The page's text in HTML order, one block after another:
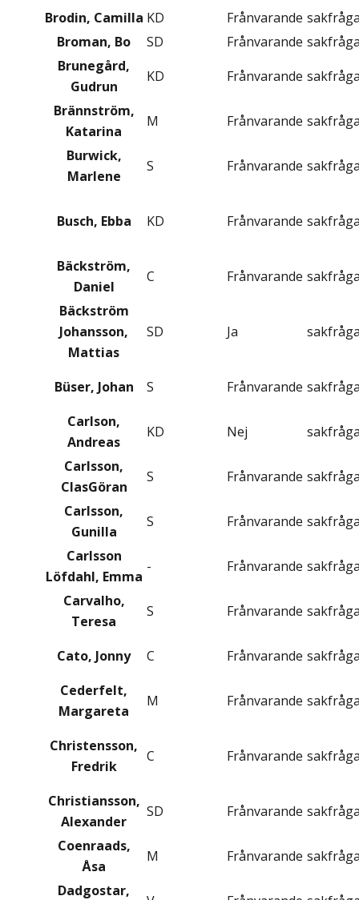
Brodin, Camilla KD Frånvarande
Broman, Bo
SD Frånvarande
Brunegård,
Gudrun
KD Frånvarande
Brännström,
Katarina
M Frånvarande
Burwick,
Marlene
S Frånvarande
Busch, Ebba KD Frånvarande
Bäckström,
Daniel
C Frånvarande
Bäckström
Johansson,
Mattias
SD Ja
Büser, Johan S Frånvarande
Carlson,
Andreas
KD Nej
Carlsson,
ClasGöran
S Frånvarande
Carlsson,
Gunilla
S Frånvarande
Carlsson
Löfdahl, Emma
- Frånvarande
Carvalho,
Teresa
S Frånvarande
Cato, Jonny C Frånvarande
Cederfelt,
Margareta
M Frånvarande
Christensson,
Fredrik
C Frånvarande
Christiansson,
Alexander
SD Frånvarande
Coenraads,
Åsa
M Frånvarande
Dadgostar,